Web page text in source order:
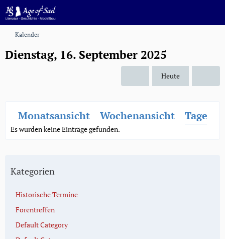
Kalender
Dienstag, 16. September 2025
Heute
Monatsansicht Wochenansicht
Es wurden keine Einträge gefunden.
Kategorien
Historische Termine
Forentreffen
Default Category